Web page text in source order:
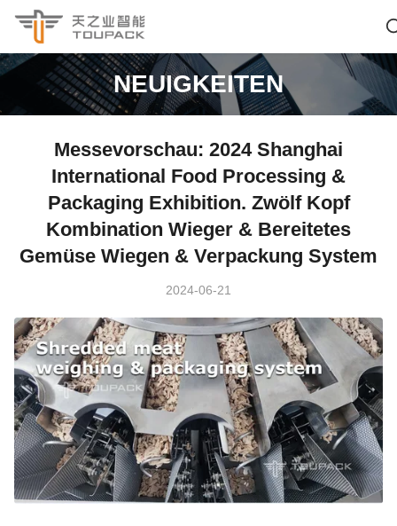
NEUIGKEITEN
Messevorschau: 2024 Shanghai
International Food Processing &
Packaging Exhibition. Zwölf Kopf
Kombination Wieger & Bereitetes
Gemüse Wiegen & Verpackung System
2024-06-21